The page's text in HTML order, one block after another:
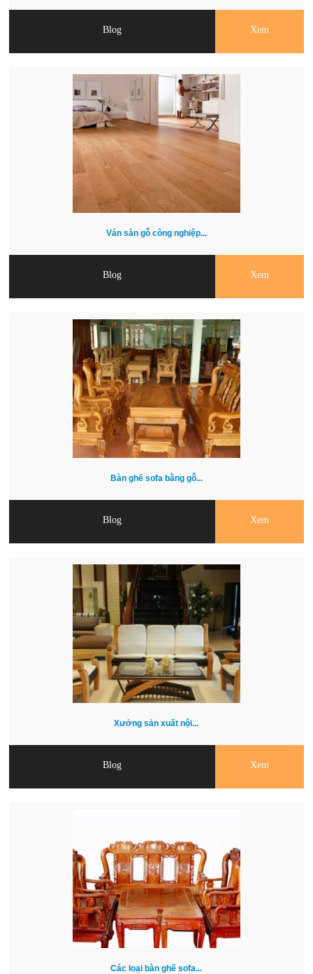
Blog Xem
Ván sàn gỗ công nghiệp...
Blog Xem
Bàn ghế sofa bằng gỗ...
Blog Xem
Xưởng sản xuất nội...
Blog Xem
Các loại bàn ghế sofa...